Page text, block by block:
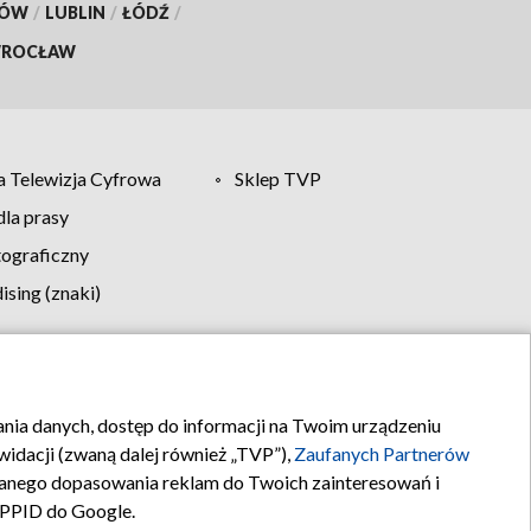
/ LUBLIN / ŁÓDŹ /
Telewizja Cyfrowa
Sklep TVP
prasy
(znaki)
Kontakt
danych, dostęp do informacji na Twoim urządzeniu
(zwaną dalej również „TVP”), Zaufanych Partnerów
dopasowania reklam do Twoich zainteresowań i
do Google.